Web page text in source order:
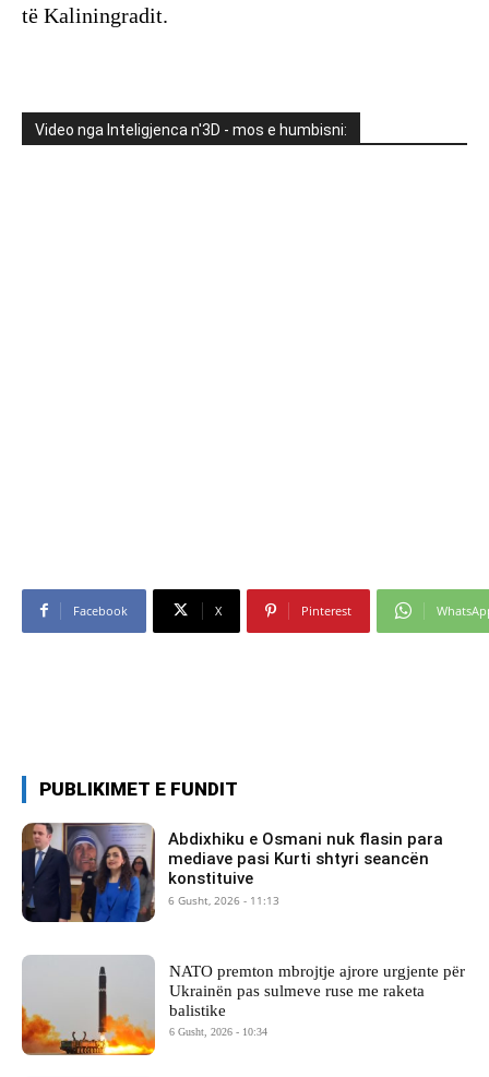
të Kaliningradit.
Video nga Inteligjenca n'3D - mos e humbisni:
Facebook X Pinterest
PUBLIKIMET E FUNDIT
Abdixhiku e Osmani nuk flasin para
mediave pasi Kurti shtyri seancën
konstituive
6 Gusht, 2026 - 11:13
NATO premton mbrojtje ajrore urgjente për
Ukrainën pas sulmeve ruse me raketa
balistike
6 Gusht, 2026 - 10:34